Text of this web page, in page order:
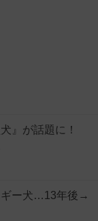
』が話題に！
ギー犬…13年後→